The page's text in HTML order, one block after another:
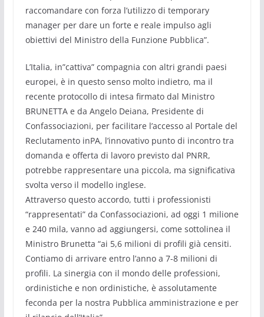
raccomandare con forza l’utilizzo di temporary
manager per dare un forte e reale impulso agli
obiettivi del Ministro della Funzione Pubblica”.
L’Italia, in”cattiva” compagnia con altri grandi paesi
europei, è in questo senso molto indietro, ma il
recente protocollo di intesa firmato dal Ministro
BRUNETTA e da Angelo Deiana, Presidente di
Confassociazioni, per facilitare l’accesso al Portale del
Reclutamento inPA, l’innovativo punto di incontro tra
domanda e offerta di lavoro previsto dal PNRR,
potrebbe rappresentare una piccola, ma significativa
svolta verso il modello inglese.
Attraverso questo accordo, tutti i professionisti
“rappresentati” da Confassociazioni, ad oggi 1 milione
e 240 mila, vanno ad aggiungersi, come sottolinea il
Ministro Brunetta “ai 5,6 milioni di profili già censiti.
Contiamo di arrivare entro l’anno a 7-8 milioni di
profili. La sinergia con il mondo delle professioni,
ordinistiche e non ordinistiche, è assolutamente
feconda per la nostra Pubblica amministrazione e per